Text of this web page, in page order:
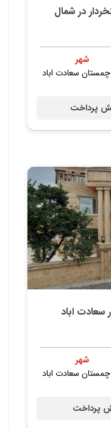
در شمال
شهر
چمستان سعادت اباد
پرداخت
سعادت اباد
شهر
چمستان سعادت اباد
پرداخت